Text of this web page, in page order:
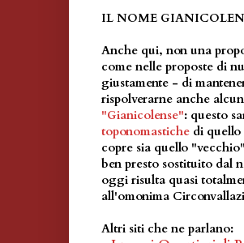
IL NOME
Anche qui, non una
come nelle proposte di
giustamente - di
rispolverarne anche
"Gianicolense": questo
toponomastiche di
copre sia quello
ben presto sostituito dal
oggi risulta quasi
all'omonima
Altri siti che ne parlano: